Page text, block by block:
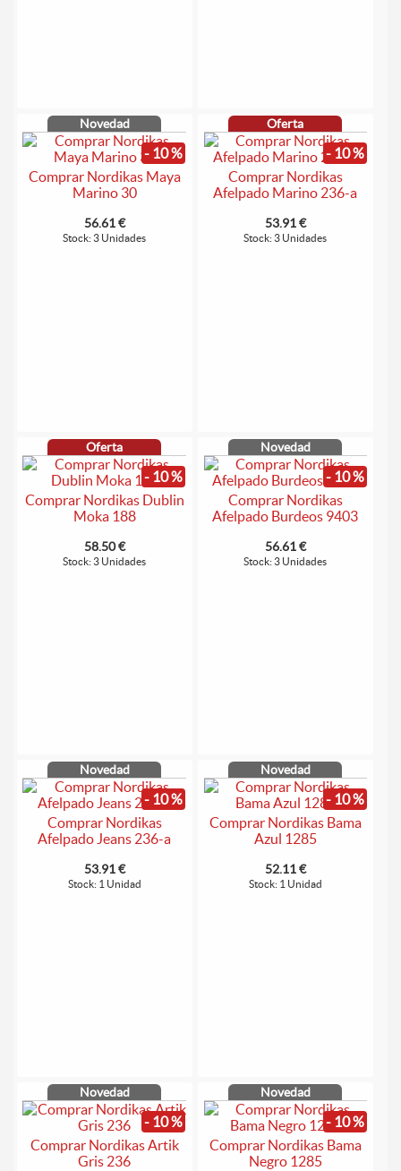
Novedad
- 10 %
Comprar Nordikas Maya
Marino 30
56.61 €
Stock: 3 Unidades
Oferta
- 10 %
Comprar Nordikas
Afelpado Marino 236-a
53.91 €
Stock: 3 Unidades
Oferta
- 10 %
Comprar Nordikas Dublin
Moka 188
58.50 €
Stock: 3 Unidades
Novedad
- 10 %
Comprar Nordikas
Afelpado Burdeos 9403
56.61 €
Stock: 3 Unidades
Novedad
- 10 %
Comprar Nordikas
Afelpado Jeans 236-a
53.91 €
Stock: 1 Unidad
Novedad
- 10 %
Comprar Nordikas Bama
Azul 1285
52.11 €
Stock: 1 Unidad
Novedad
- 10 %
Comprar Nordikas Artik
Gris 236
Novedad
- 10 %
Comprar Nordikas Bama
Negro 1285